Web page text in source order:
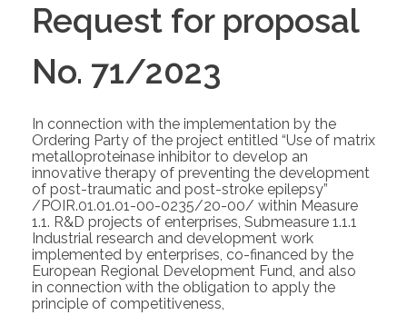
Request for proposal
No. 71/2023
In connection with the implementation by the
Ordering Party of the project entitled “Use of matrix
metalloproteinase inhibitor to develop an
innovative therapy of preventing the development
of post-traumatic and post-stroke epilepsy”
/POIR.01.01.01-00-0235/20-00/ within Measure
1.1. R&D projects of enterprises, Submeasure 1.1.1
Industrial research and development work
implemented by enterprises, co-financed by the
European Regional Development Fund, and also
in connection with the obligation to apply the
principle of competitiveness,